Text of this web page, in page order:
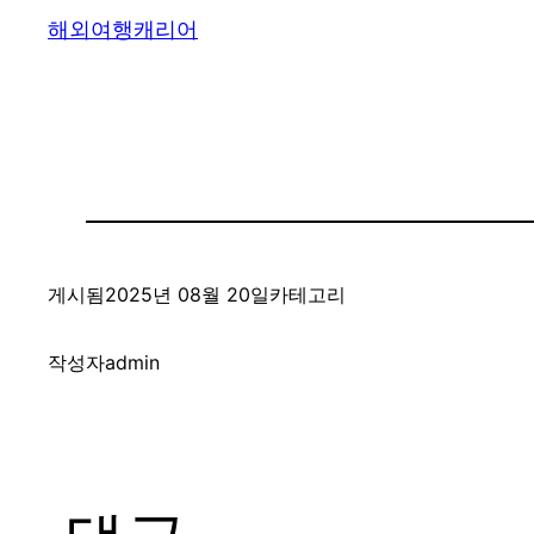
해외여행캐리어
게시됨2025년 08월 20일카테고리
작성자admin